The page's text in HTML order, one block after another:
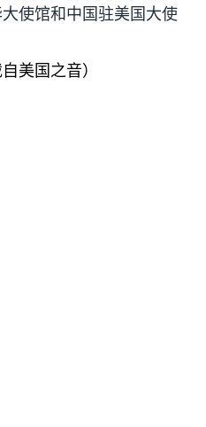
使馆和中国驻美国大使
美国之音）